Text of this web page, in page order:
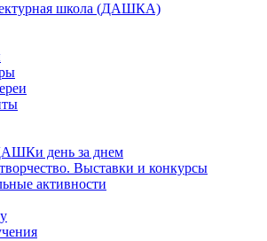
школа (ДАШКА)
день за днем
Выставки и конкурсы
активности